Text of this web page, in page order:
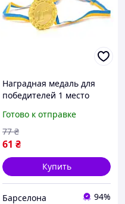
Наградная медаль для
победителей 1 место
конкурсов и мероприятий
диаметр 6,5 см
Готово к отправке
61 ₴
77 ₴
Купить
Барселона 94%